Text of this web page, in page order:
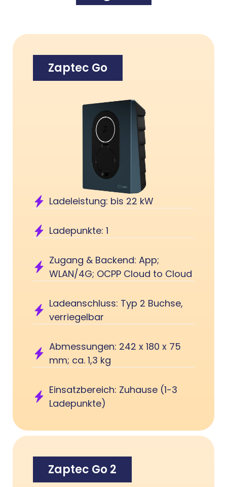
Zaptec Go
Ladeleistung: bis 22 kW
Ladepunkte: 1
Zugang & Backend: App;
WLAN/4G; OCPP Cloud to Cloud
Ladeanschluss: Typ 2 Buchse,
verriegelbar
Abmessungen: 242 x 180 x 75
mm; ca. 1,3 kg
Einsatzbereich: Zuhause (1-3
Ladepunkte)
Zaptec Go 2